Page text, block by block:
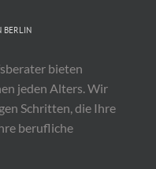
BERLIN
bieten
jeden Alters. Wir
Schritten, die Ihre
berufliche